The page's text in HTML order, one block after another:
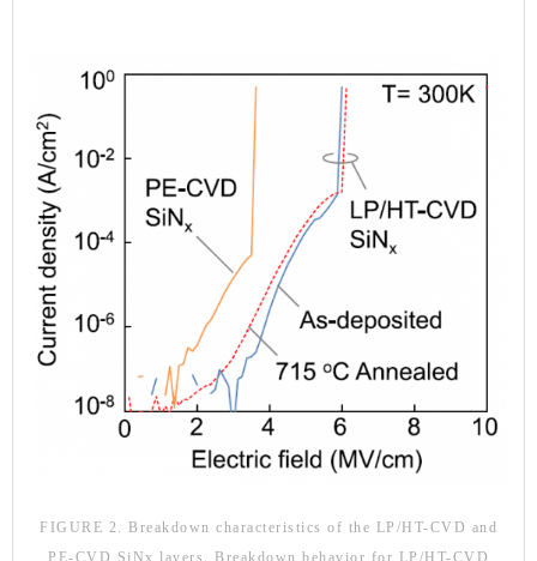
FIGURE 2. Breakdown characteristics of the LP/HT-CVD and